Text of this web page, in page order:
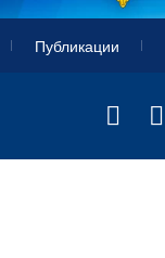
Публикации